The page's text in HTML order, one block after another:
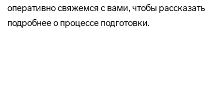
оперативно свяжемся с вами, чтобы рассказать
подробнее о процессе подготовки.